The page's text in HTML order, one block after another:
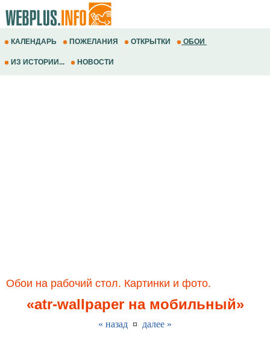
КАЛЕНДАРЬ ПОЖЕЛАНИЯ ОТКРЫТКИ ОБОИ
ИЗ ИСТОРИИ... НОВОСТИ
Обои на рабочий стол. Картинки и фото.
«atr-wallpaper на мобильный»
« назад ¤ далее »